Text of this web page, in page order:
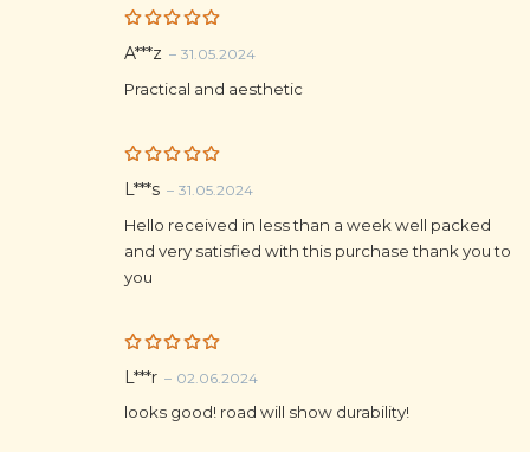
Rated5
A***z – 31.05.2024
Practical and aesthetic
Rated5
L***s – 31.05.2024
Hello received in less than a week well packed
and very satisfied with this purchase thank you to
you
Rated5
L***r – 02.06.2024
looks good! road will show durability!